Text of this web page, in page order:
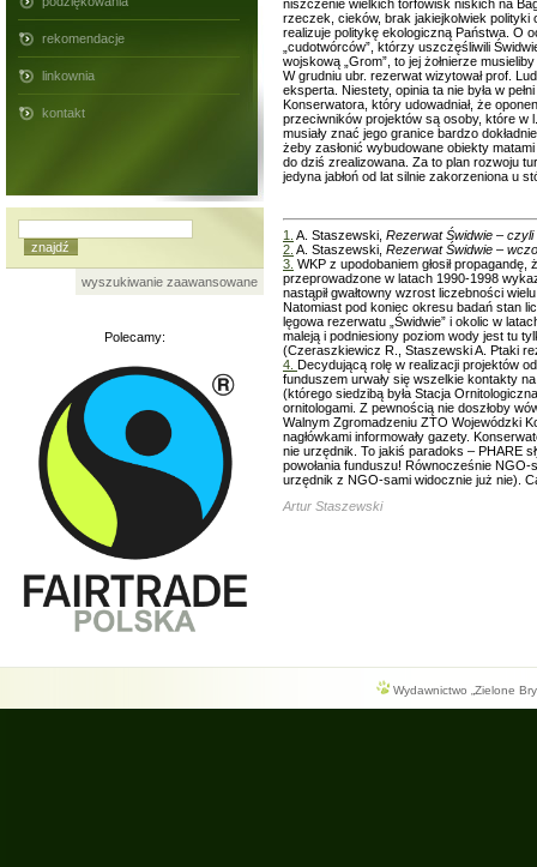
rekomendacje
linkownia
kontakt
wyszukiwanie zaawansowane
Polecamy:
niszczenie wielkich torfowisk niskich na
rzeczek, cieków, brak jakiejkolwiek polityki
realizuje politykę ekologiczną Państwa. O
„cudotwórców”, którzy uszczęśliwili
wojskową „Grom”, to jej żołnierze
W grudniu ubr. rezerwat wizytował prof.
eksperta. Niestety, opinia ta nie była w
Konserwatora, który udowadniał, że
przeciwników projektów są osoby, które w
musiały znać jego granice bardzo
żeby zasłonić wybudowane obiekty
do dziś zrealizowana. Za to plan rozwoju
jedyna jabłoń od lat silnie zakorzeniona u
1. A. Staszewski, Rezerwat Świdwie –
2. A. Staszewski, Rezerwat Świdwie –
3. WKP z upodobaniem głosił
przeprowadzone w latach 1990-1998
nastąpił gwałtowny wzrost liczebności
Natomiast pod koniec okresu badań stan
lęgowa rezerwatu „Świdwie” i okolic w
maleją i podniesiony poziom wody jest tu
(Czeraszkiewicz R., Staszewski A. Ptaki
4. Decydującą rolę w realizacji projektów
funduszem urwały się wszelkie kontakty
(którego siedzibą była Stacja
ornitologami. Z pewnością nie doszłoby
Walnym Zgromadzeniu ZTO Wojewódzki
nagłówkami informowały gazety.
nie urzędnik. To jakiś paradoks – PHARE
powołania funduszu! Równocześnie
urzędnik z NGO-sami widocznie już nie).
Artur Staszewski
Wydawnictwo „Zielone